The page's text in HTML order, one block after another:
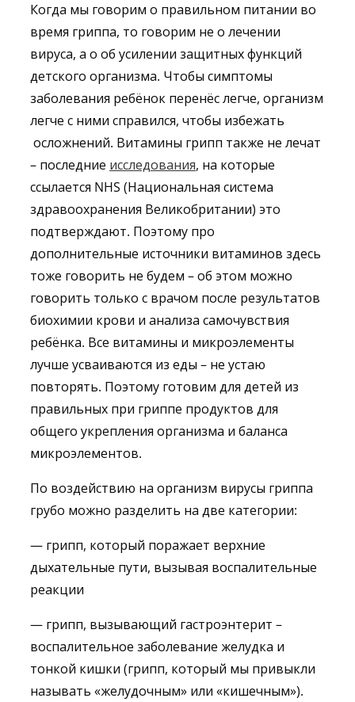
Когда мы говорим о правильном питании во
время гриппа, то говорим не о лечении
вируса, а о об усилении защитных функций
детского организма. Чтобы симптомы
заболевания ребёнок перенёс легче, организм
легче с ними справился, чтобы избежать
осложнений. Витамины грипп также не лечат
– последние исследования, на которые
ссылается NHS (Национальная система
здравоохранения Великобритании) это
подтверждают. Поэтому про
дополнительные источники витаминов здесь
тоже говорить не будем – об этом можно
говорить только с врачом после результатов
биохимии крови и анализа самочувствия
ребёнка. Все витамины и микроэлементы
лучше усваиваются из еды – не устаю
повторять. Поэтому готовим для детей из
правильных при гриппе продуктов для
общего укрепления организма и баланса
микроэлементов.
По воздействию на организм вирусы гриппа
грубо можно разделить на две категории:
— грипп, который поражает верхние
дыхательные пути, вызывая воспалительные
реакции
— грипп, вызывающий гастроэнтерит –
воспалительное заболевание желудка и
тонкой кишки (грипп, который мы привыкли
называть «желудочным» или «кишечным»).